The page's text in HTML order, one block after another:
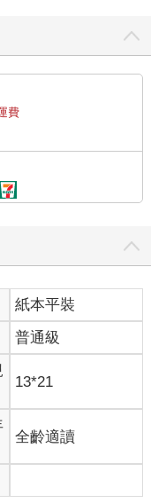
費
紙本平裝
普通級
13*21
全齡適讀